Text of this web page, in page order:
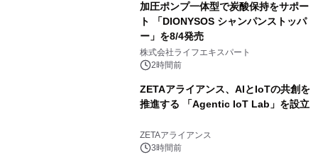
加圧ポンプ一体型で炭酸保持をサポー
ト 「DIONYSOS シャンパンストッパ
ー」を8/4発売
株式会社ライフエキスパート
2時間前
ZETAアライアンス、AIとIoTの共創を
推進する 「Agentic IoT Lab」を設立
ZETAアライアンス
3時間前